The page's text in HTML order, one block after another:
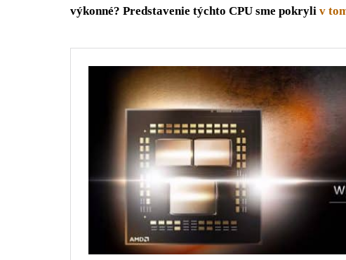
výkonné? Predstavenie týchto CPU sme pokryli v